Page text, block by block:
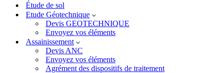
Étude de sol
Etude Géotechnique
Devis GEOTECHNIQUE
Envoyez vos éléments
Assainissement
Devis ANC
Envoyez vos éléments
Agrément des dispositifs de traitement